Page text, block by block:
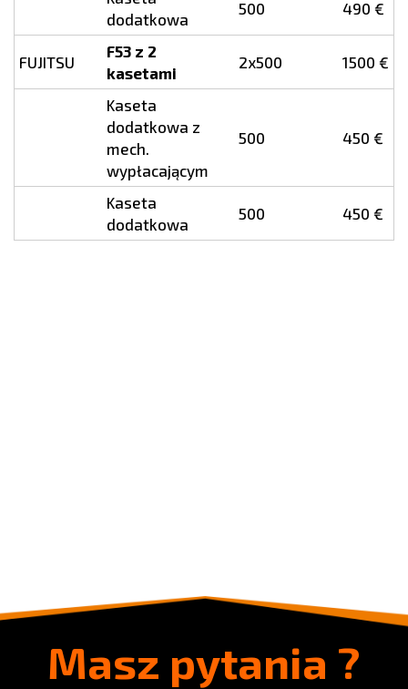
dodatkowa
500 490 €
FUJITSU
F53 z 2
kasetami
2x500 1500 €
Kaseta
dodatkowa z
mech.
wypłacającym
500 450 €
Kaseta
dodatkowa
500 450 €
Masz pytania ?